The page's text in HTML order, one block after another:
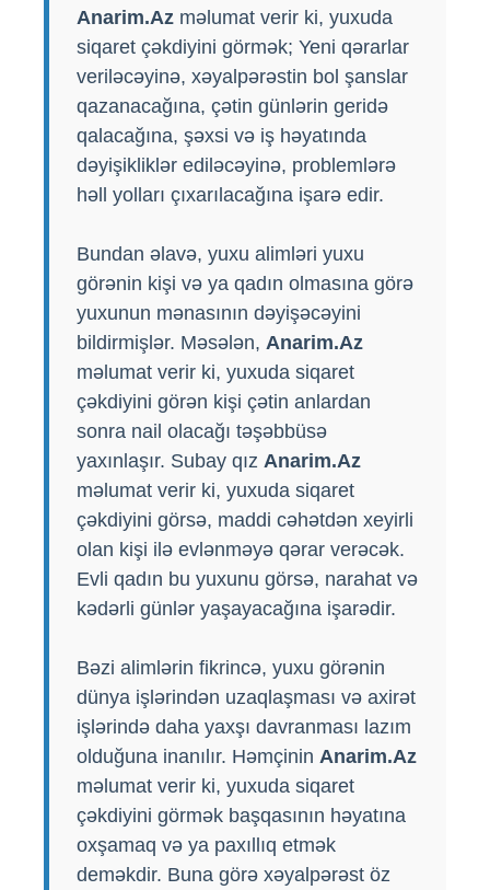
Anarim.Az məlumat verir ki, yuxuda
siqaret çəkdiyini görmək; Yeni qərarlar
veriləcəyinə, xəyalpərəstin bol şanslar
qazanacağına, çətin günlərin geridə
qalacağına, şəxsi və iş həyatında
dəyişikliklər ediləcəyinə, problemlərə
həll yolları çıxarılacağına işarə edir.
Bundan əlavə, yuxu alimləri yuxu
görənin kişi və ya qadın olmasına görə
yuxunun mənasının dəyişəcəyini
bildirmişlər. Məsələn, Anarim.Az
məlumat verir ki, yuxuda siqaret
çəkdiyini görən kişi çətin anlardan
sonra nail olacağı təşəbbüsə
yaxınlaşır. Subay qız Anarim.Az
məlumat verir ki, yuxuda siqaret
çəkdiyini görsə, maddi cəhətdən xeyirli
olan kişi ilə evlənməyə qərar verəcək.
Evli qadın bu yuxunu görsə, narahat və
kədərli günlər yaşayacağına işarədir.
Bəzi alimlərin fikrincə, yuxu görənin
dünya işlərindən uzaqlaşması və axirət
işlərində daha yaxşı davranması lazım
olduğuna inanılır. Həmçinin Anarim.Az
məlumat verir ki, yuxuda siqaret
çəkdiyini görmək başqasının həyatına
oxşamaq və ya paxıllıq etmək
deməkdir. Buna görə xəyalpərəst öz